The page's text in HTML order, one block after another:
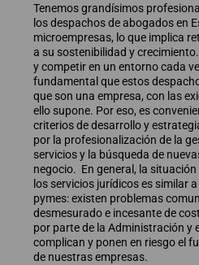
Tenemos grandísimos
los despachos de abogados en
microempresas, lo que implica
a su sostenibilidad y
y competir en un entorno cada
fundamental que estos
que son una empresa, con las
ello supone. Por eso, es
criterios de desarrollo y
por la profesionalización de la
servicios y la búsqueda de
negocio. En general, la
los servicios jurídicos es similar
pymes: existen problemas
desmesurado e incesante de
por parte de la Administración y
complican y ponen en riesgo el
de nuestras empresas.